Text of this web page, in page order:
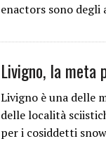
enactors sono
Livigno, la meta
Livigno è una delle
delle località
per i cosiddetti